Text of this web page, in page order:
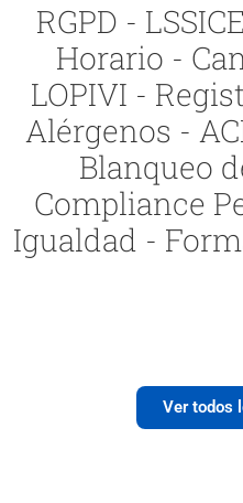
RGPD -
Horario -
LOPIVI -
Alérgenos -
Blanqueo
Compliance
Igualdad -
Ver todos